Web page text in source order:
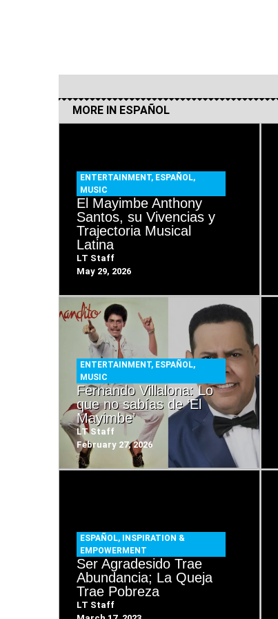
MORE IN ESPAÑOL
ENTERTAINMENT, ESPAÑOL,
MUSIC
El Mayimbe Anthony
Santos, su Vivencias y
Trajectoria Musical
Latina
LT Staff
May 29, 2026
ENTERTAINMENT, ESPAÑOL,
MUSIC
Fernando Villalona: Lo
que no sabías de ‘El
Mayimbe’
LT Staff
February 27, 2026
ESPAÑOL,
INSPIRATION &
EMPOWERMENT
Ser Agradesido Trae
Abundancia; La Queja
Trae Pobreza
LT Staff